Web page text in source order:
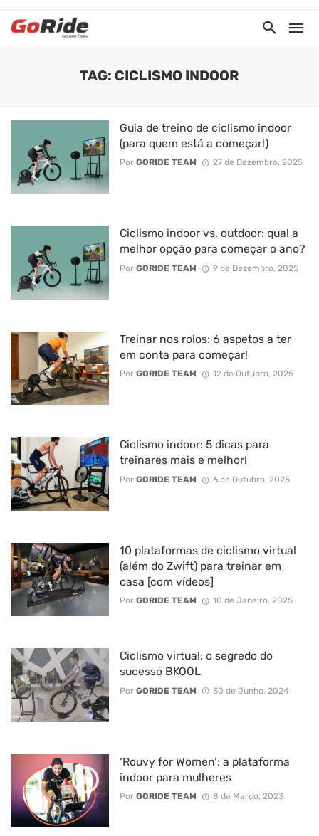
TAG: CICLISMO INDOOR
Guia de treino de ciclismo indoor
(para quem está a começar!)
Por GORIDE TEAM 27 de Dezembro, 2025
Ciclismo indoor vs. outdoor: qual a
melhor opção para começar o ano?
Por GORIDE TEAM 9 de Dezembro, 2025
Treinar nos rolos: 6 aspetos a ter
em conta para começar!
Por GORIDE TEAM 12 de Outubro, 2025
Ciclismo indoor: 5 dicas para
treinares mais e melhor!
Por GORIDE TEAM 6 de Outubro, 2025
10 plataformas de ciclismo virtual
(além do Zwift) para treinar em
casa [com vídeos]
Por GORIDE TEAM 10 de Janeiro, 2025
Ciclismo virtual: o segredo do
sucesso BKOOL
Por GORIDE TEAM 30 de Junho, 2024
‘Rouvy for Women’: a plataforma
indoor para mulheres
Por GORIDE TEAM 8 de Março, 2023